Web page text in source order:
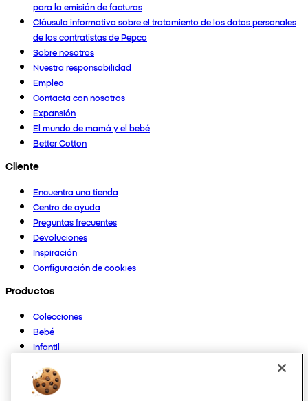
para la emisión de facturas
Cláusula informativa sobre el tratamiento de los datos personales
de los contratistas de Pepco
Sobre nosotros
Nuestra responsabilidad
Empleo
Contacta con nosotros
Expansión
El mundo de mamá y el bebé
Better Cotton
Cliente
Encuentra una tienda
Centro de ayuda
Preguntas frecuentes
Devoluciones
Inspiración
Configuración de cookies
Productos
Colecciones
Bebé
Infantil
Mujer
Hombre